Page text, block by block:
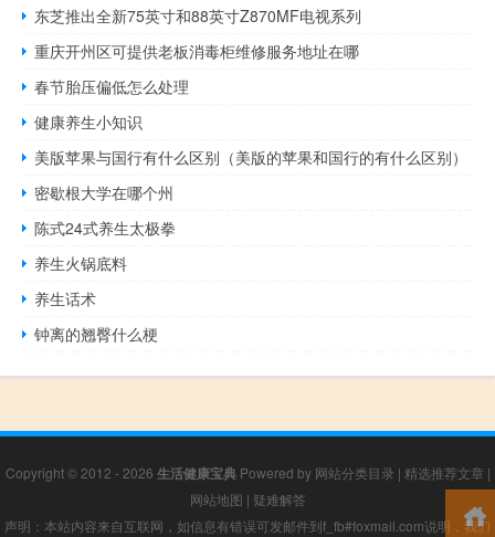
东芝推出全新75英寸和88英寸Z870MF电视系列
重庆开州区可提供老板消毒柜维修服务地址在哪
春节胎压偏低怎么处理
健康养生小知识
美版苹果与国行有什么区别（美版的苹果和国行的有什么区别）
密歇根大学在哪个州
陈式24式养生太极拳
养生火锅底料
养生话术
钟离的翘臀什么梗
Copyright © 2012 - 2026 生活健康宝典Powered by 网站分类目录 | 精选推荐文章 |
网站地图 | 疑难解答
声明：本站内容来自互联网，如信息有错误可发邮件到f_fb#foxmail.com说明，我们